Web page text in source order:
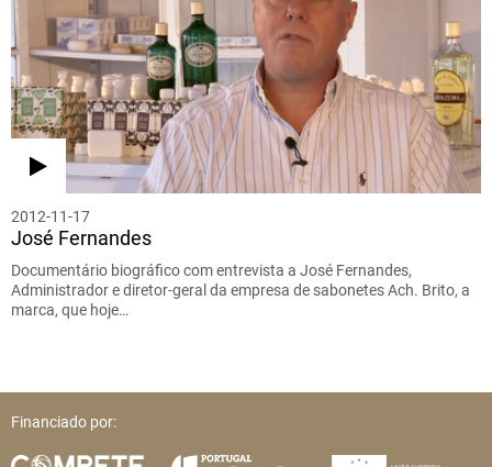
2012-11-17
José Fernandes
Documentário biográfico com entrevista a José Fernandes,
Administrador e diretor-geral da empresa de sabonetes Ach. Brito, a
marca, que hoje…
Financiado por: